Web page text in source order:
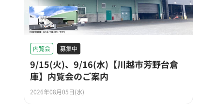
内覧会 募集中
9/15(火)、9/16(水)【川越市芳野台倉
庫】内覧会のご案内
2026年08月05日(水)